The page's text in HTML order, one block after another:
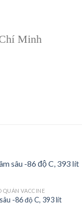
Minh
Add to
QUẢN VACCINE
-86 độ C, 393 lít